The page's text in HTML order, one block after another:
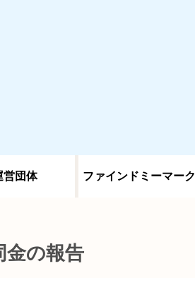
営団体 ファインドミーマーク
金の報告